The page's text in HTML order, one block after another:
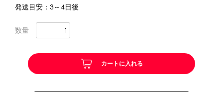
フレーバー氷（味つきの氷）
かき氷セット
かき氷イベントセット
発送目安：3～4日後
数量
カートに入れる